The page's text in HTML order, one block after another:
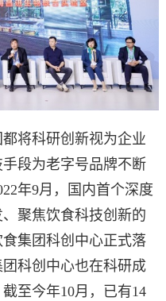
将科研创新视为企业
段为老字号品牌不断
年9月，国内首个深度
聚焦饮食科技创新的
集团科创中心正式落
科创中心也在科研成
至今年10月，已有14